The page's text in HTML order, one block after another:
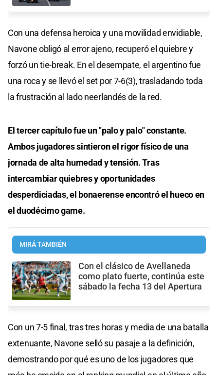
Con una defensa heroica y una movilidad envidiable,
Navone obligó al error ajeno, recuperó el quiebre y
forzó un tie-break. En el desempate, el argentino fue
una roca y se llevó el set por 7-6(3), trasladando toda
la frustración al lado neerlandés de la red.
El tercer capítulo fue un "palo y palo" constante.
Ambos jugadores sintieron el rigor físico de una
jornada de alta humedad y tensión. Tras
intercambiar quiebres y oportunidades
desperdiciadas, el bonaerense encontró el hueco en
el duodécimo game.
MIRÁ TAMBIÉN
Con el clásico de Avellaneda
como plato fuerte, continúa este
sábado la fecha 13 del Apertura
Con un 7-5 final, tras tres horas y media de una batalla
extenuante, Navone selló su pasaje a la definición,
demostrando por qué es uno de los jugadores que